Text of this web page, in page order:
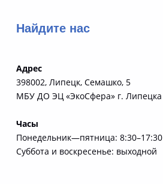
Найдите нас
Адрес
398002, Липецк, Семашко, 5
МБУ ДО ЭЦ «ЭкоСфера» г. Липецка
Часы
Понедельник—пятница: 8:30–17:30
Суббота и воскресенье: выходной